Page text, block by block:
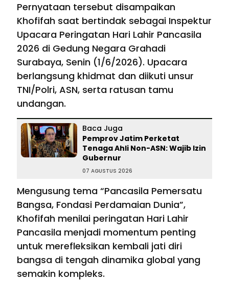
Pernyataan tersebut disampaikan
Khofifah saat bertindak sebagai Inspektur
Upacara Peringatan Hari Lahir Pancasila
2026 di Gedung Negara Grahadi
Surabaya, Senin (1/6/2026). Upacara
berlangsung khidmat dan diikuti unsur
TNI/Polri, ASN, serta ratusan tamu
undangan.
Baca Juga
Pemprov Jatim Perketat
Tenaga Ahli Non-ASN: Wajib Izin
Gubernur
07 AGUSTUS 2026
Mengusung tema “Pancasila Pemersatu
Bangsa, Fondasi Perdamaian Dunia”,
Khofifah menilai peringatan Hari Lahir
Pancasila menjadi momentum penting
untuk merefleksikan kembali jati diri
bangsa di tengah dinamika global yang
semakin kompleks.